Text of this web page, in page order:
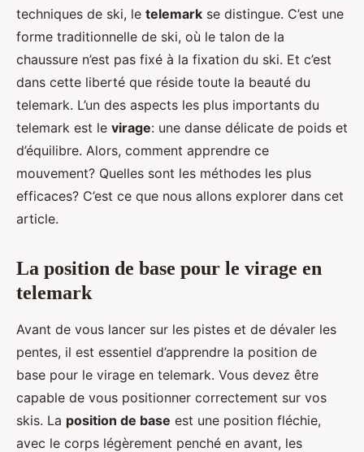
techniques de ski, le telemark se distingue. C’est une
forme traditionnelle de ski, où le talon de la
chaussure n’est pas fixé à la fixation du ski. Et c’est
dans cette liberté que réside toute la beauté du
telemark. L’un des aspects les plus importants du
telemark est le virage: une danse délicate de poids et
d’équilibre. Alors, comment apprendre ce
mouvement? Quelles sont les méthodes les plus
efficaces? C’est ce que nous allons explorer dans cet
article.
La position de base pour le virage en
telemark
Avant de vous lancer sur les pistes et de dévaler les
pentes, il est essentiel d’apprendre la position de
base pour le virage en telemark. Vous devez être
capable de vous positionner correctement sur vos
skis. La position de base est une position fléchie,
avec le corps légèrement penché en avant, les